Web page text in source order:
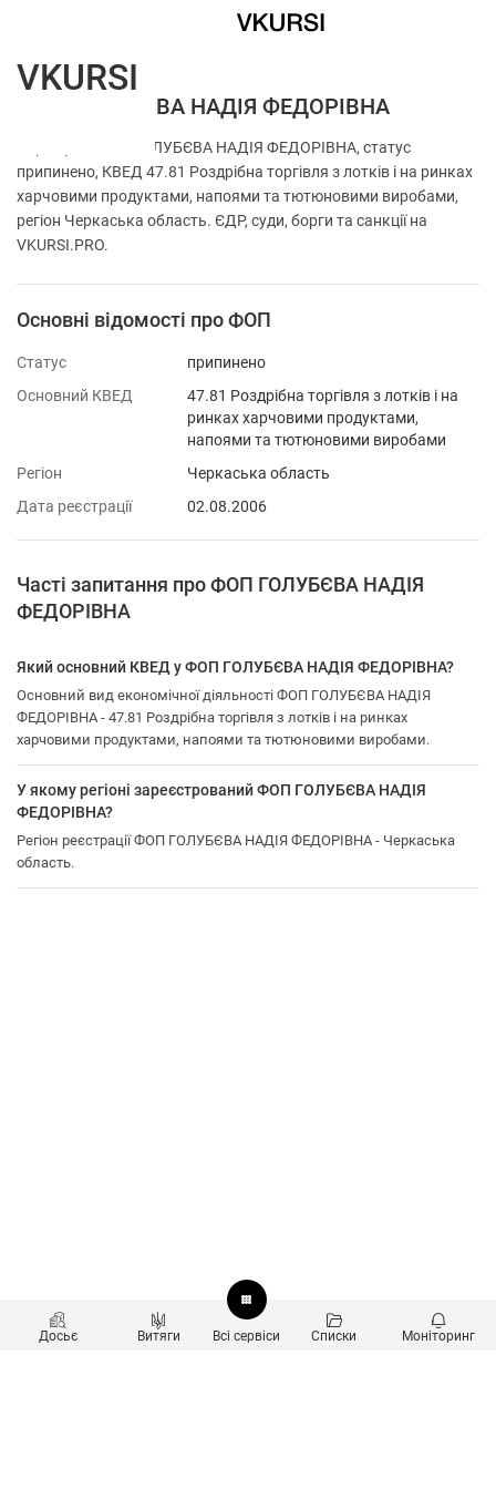
ФОП ГОЛУБЄВА НАДІЯ ФЕДОРІВНА
Перевірка ФОП ГОЛУБЄВА НАДІЯ ФЕДОРІВНА, статус
припинено, КВЕД 47.81 Роздрібна торгівля з лотків і на ринках
харчовими продуктами, напоями та тютюновими виробами,
регіон Черкаська область. ЄДР, суди, борги та санкції на
VKURSI.PRO.
Основні відомості про ФОП
Статус
припинено
Основний КВЕД
47.81 Роздрібна торгівля з лотків і на
ринках харчовими продуктами,
напоями та тютюновими виробами
Регіон
Черкаська область
Дата реєстрації
02.08.2006
Часті запитання про ФОП ГОЛУБЄВА НАДІЯ
ФЕДОРІВНА
Який основний КВЕД у ФОП ГОЛУБЄВА НАДІЯ ФЕДОРІВНА?
Основний вид економічної діяльності ФОП ГОЛУБЄВА НАДІЯ
ФЕДОРІВНА - 47.81 Роздрібна торгівля з лотків і на ринках
харчовими продуктами, напоями та тютюновими виробами.
У якому регіоні зареєстрований ФОП ГОЛУБЄВА НАДІЯ
ФЕДОРІВНА?
Регіон реєстрації ФОП ГОЛУБЄВА НАДІЯ ФЕДОРІВНА - Черкаська
область.
Досьє Витяги Всі сервіси Списки Моніторинг
VKURSI